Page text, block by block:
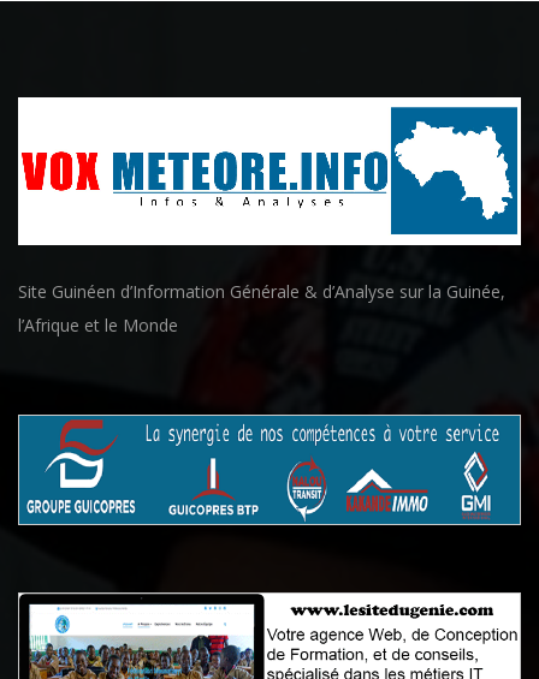
Site Guinéen d’Information Générale & d’Analyse sur la Guinée,
l’Afrique et le Monde